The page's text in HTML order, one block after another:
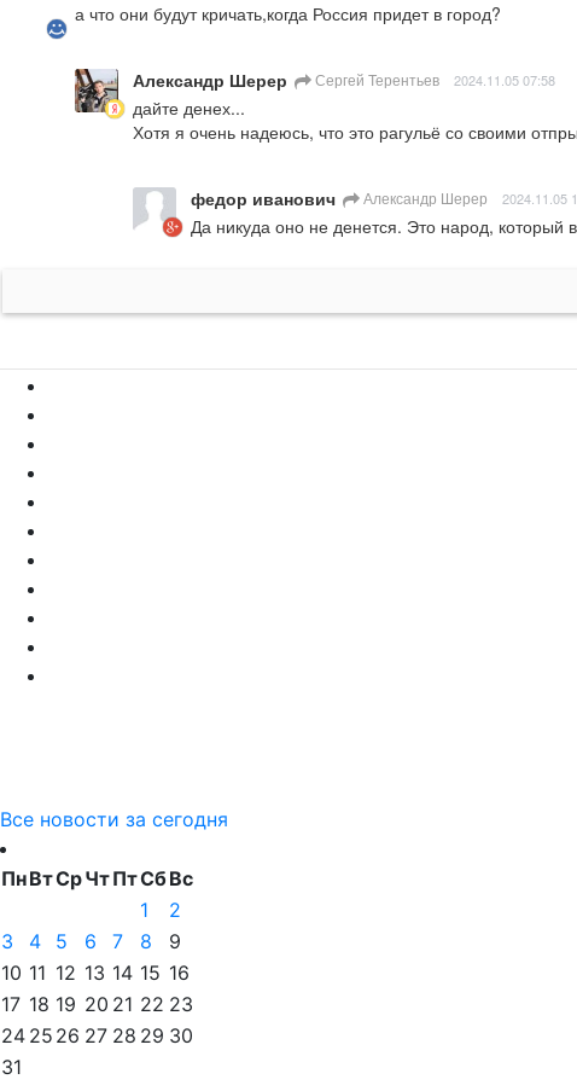
а что они будут кричать,когда Россия придет в город?
Александр Шерер Сергей Терентьев 2024.11.05 07:58
дайте денех...
Хотя я очень надеюсь, что это рагульё со своими
федор иванович Александр Шерер 2024.11.05
Да никуда оно не денется. Это народ, который
Все новости за сегодня
ПнВтСрЧтПтСбВс
1
2
3
4 5 6 7 8
9
10 11 12 13 14 15 16
17 18 19 20 21 22 23
24 25 26 27 28 29 30
31